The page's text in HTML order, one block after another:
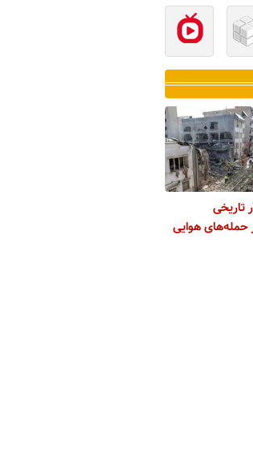
تاریخی
هوایی